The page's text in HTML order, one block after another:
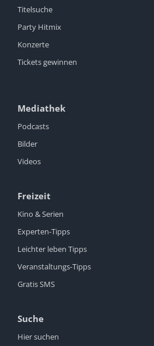
Titelsuche
Party Hitmix
Konzerte
Tickets gewinnen
Mediathek
Podcasts
Bilder
Videos
Freizeit
Kino & Serien
Experten-Tipps
Leichter leben Tipps
Veranstaltungs-Tipps
Gratis SMS
Suche
Hier suchen